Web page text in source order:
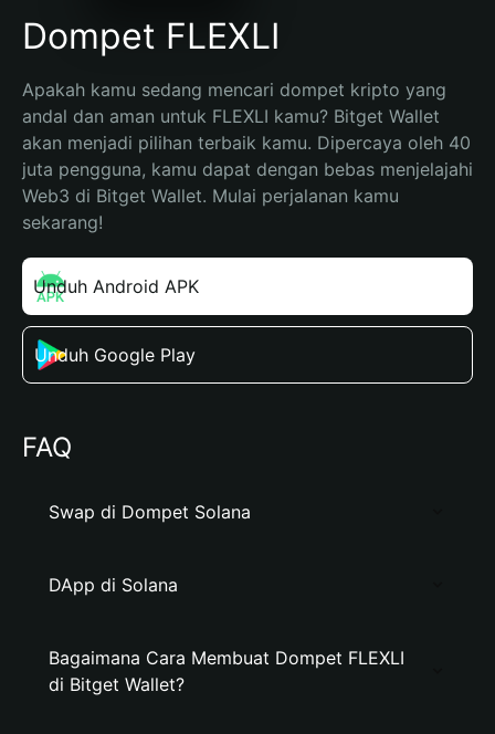
Dompet FLEXLI
Apakah kamu sedang mencari dompet kripto yang
andal dan aman untuk FLEXLI kamu? Bitget Wallet
akan menjadi pilihan terbaik kamu. Dipercaya oleh 40
juta pengguna, kamu dapat dengan bebas menjelajahi
Web3 di Bitget Wallet. Mulai perjalanan kamu
sekarang!
Unduh Android APK
Unduh Google Play
FAQ
Swap di Dompet Solana
DApp di Solana
Bagaimana Cara Membuat Dompet FLEXLI
di Bitget Wallet?